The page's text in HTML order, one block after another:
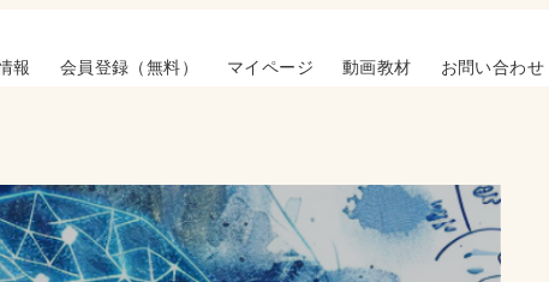
報 会員登録（無料） マイページ 動画教材 お問い合わせ